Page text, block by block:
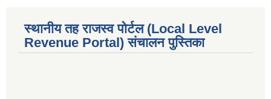
स्थानीय तह राजस्व पोर्टल (Local Level
Revenue Portal) संचालन पुस्तिका